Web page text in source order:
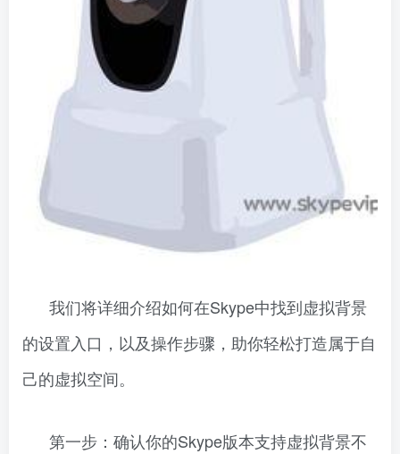
我们将详细介绍如何在Skype中找到虚拟背景
的设置入口，以及操作步骤，助你轻松打造属于自
己的虚拟空间。
第一步：确认你的Skype版本支持虚拟背景不